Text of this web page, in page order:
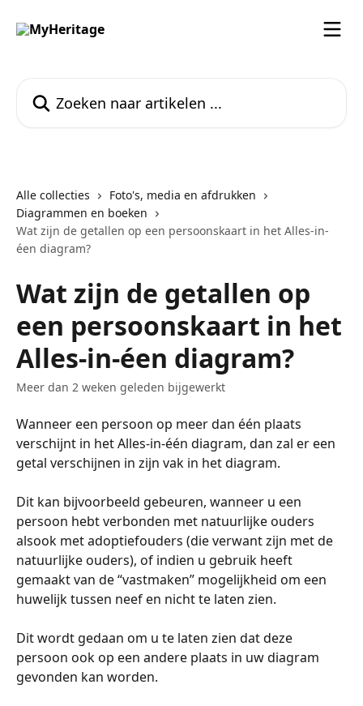
Alle collecties
Foto's, media en afdrukken
Diagrammen en boeken
Wat zijn de getallen op een persoonskaart in het Alles-in-
éen diagram?
Wat zijn de getallen op
een persoonskaart in het
Alles-in-éen diagram?
Meer dan 2 weken geleden bijgewerkt
Wanneer een persoon op meer dan één plaats
verschijnt in het Alles-in-één diagram, dan zal er een
getal verschijnen in zijn vak in het diagram.
​​Dit kan bijvoorbeeld gebeuren, wanneer u een
persoon hebt verbonden met natuurlijke ouders
alsook met adoptiefouders (die verwant zijn met de
natuurlijke ouders), of indien u gebruik heeft
gemaakt van de “vastmaken” mogelijkheid om een
huwelijk tussen neef en nicht te laten zien.
​​Dit wordt gedaan om u te laten zien dat deze
persoon ook op een andere plaats in uw diagram
gevonden kan worden.